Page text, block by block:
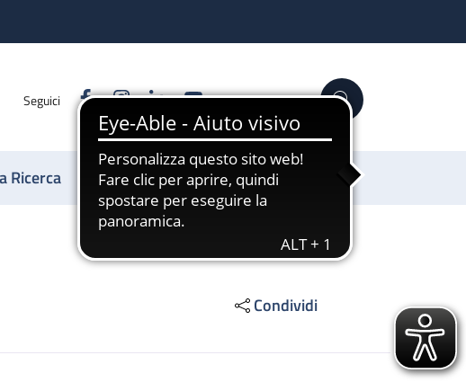
Seguici FacebookInstagram
LinkedinYouTube Cerca
Ricerca Sostienici
Condividi